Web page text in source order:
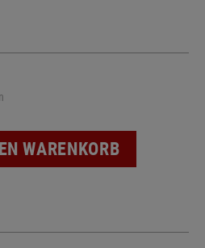
WARENKORB